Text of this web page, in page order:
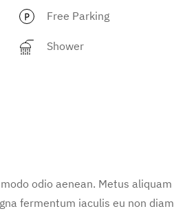
Free Parking
Shower
odio aenean. Metus aliquam
fermentum iaculis eu non diam